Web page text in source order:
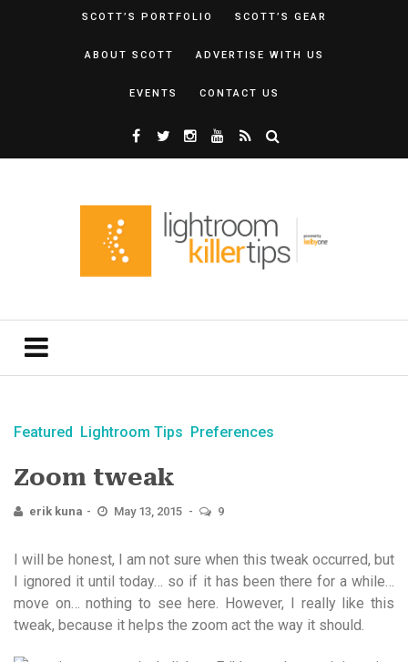
SCOTT’S PORTFOLIO SCOTT’S GEAR
ABOUT SCOTT ADVERTISE WITH US
EVENTS CONTACT US
Featured Lightroom Tips Preferences
Zoom tweak
erik kuna May 13, 2015 9
I will be honest, I am not sure when this tweak occurred, but
I ignored it until today… so if it has been there for a while…
move on… nothing to see here. However, I really like this
tweak, because it helps the zoom act the way it should.